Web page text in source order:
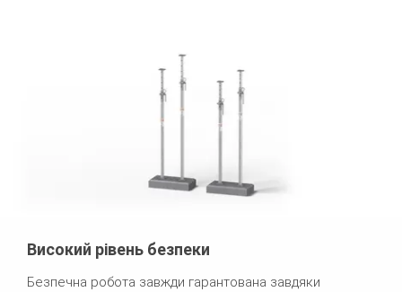
Високий рівень безпеки
Безпечна робота завжди гарантована завдяки